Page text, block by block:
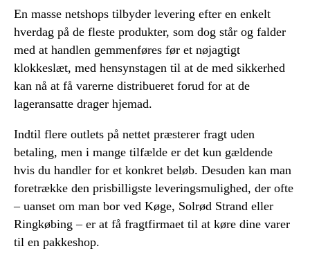
En masse netshops tilbyder levering efter en enkelt
hverdag på de fleste produkter, som dog står og falder
med at handlen gemmenføres før et nøjagtigt
klokkeslæt, med hensynstagen til at de med sikkerhed
kan nå at få varerne distribueret forud for at de
lageransatte drager hjemad.
Indtil flere outlets på nettet præsterer fragt uden
betaling, men i mange tilfælde er det kun gældende
hvis du handler for et konkret beløb. Desuden kan man
foretrække den prisbilligste leveringsmulighed, der ofte
– uanset om man bor ved Køge, Solrød Strand eller
Ringkøbing – er at få fragtfirmaet til at køre dine varer
til en pakkeshop.